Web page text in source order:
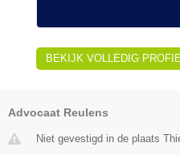
BEKIJK VOLLEDIG
Advocaat Reulens
Niet gevestigd in de plaats